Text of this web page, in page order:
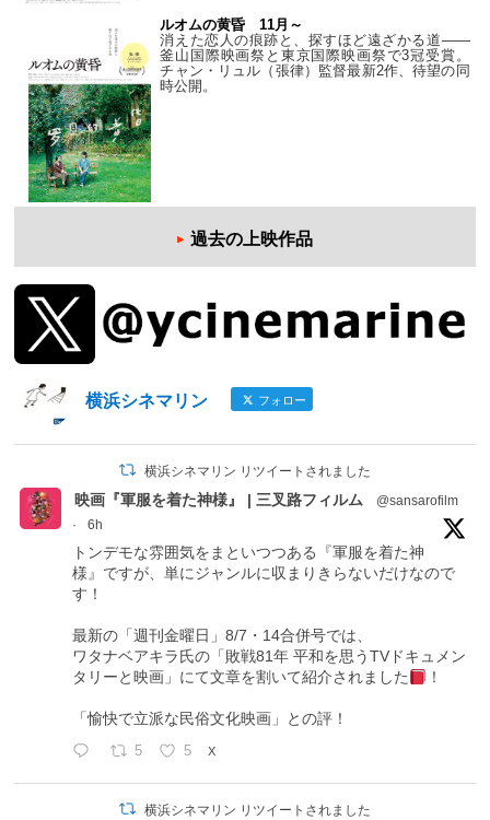
ルオムの黄昏 11月～
消えた恋人の痕跡と、探すほど遠ざかる道——
釜山国際映画祭と東京国際映画祭で3冠受賞。
チャン・リュル（張律）監督最新2作、待望の同
時公開。
過去の上映作品
横浜シネマリン フォロー
横浜シネマリン リツイートされました
映画『軍服を着た神様』 | 三叉路フィルム
@sansarofilm
·
6h
トンデモな雰囲気をまといつつある『軍服を着た神
様』ですが、単にジャンルに収まりきらないだけなので
す！
最新の「週刊金曜日」8/7・14合併号では、
ワタナベアキラ氏の「敗戦81年 平和を思うTVドキュメン
タリーと映画」にて文章を割いて紹介されました
！
「愉快で立派な民俗文化映画」との評！
5 5 X
横浜シネマリン リツイートされました